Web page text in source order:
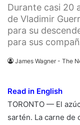
Durante casi 20
de Vladimir
para su
para sus
James Wagner - The
Read in English
TORONTO — El
sartén. La carne de